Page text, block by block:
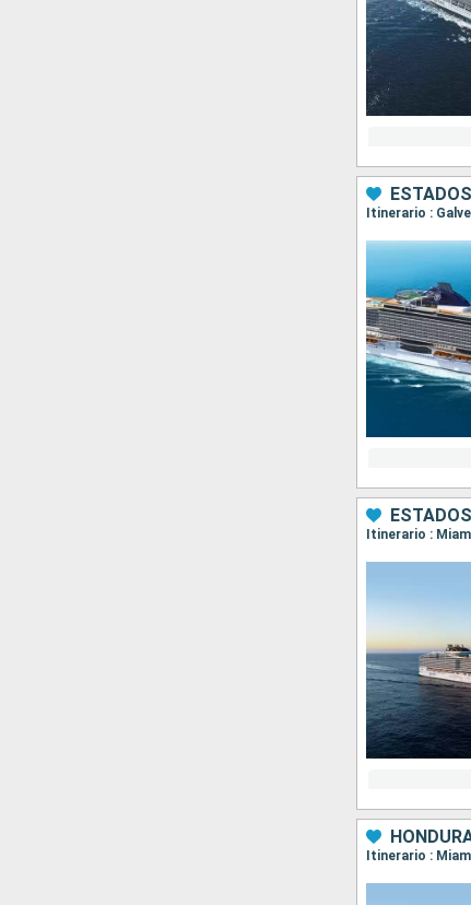
Itinerario :
Itinerario :
Itinerario :